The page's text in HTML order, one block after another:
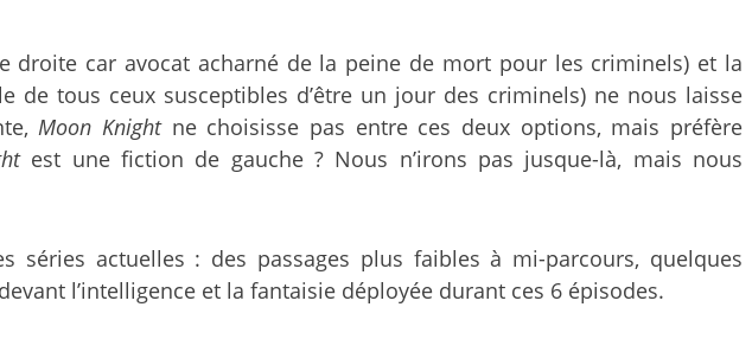
car avocat acharné de la peine de mort pour les criminels) et la
de tous ceux susceptibles d’être un jour des criminels) ne nous laisse
Moon Knightne choisisse pas entre ces deux options, mais préfère
est une fiction de gauche ? Nous n’irons pas jusque-là, mais nous
actuelles : des passages plus faibles à mi-parcours, quelques
l’intelligence et la fantaisie déployée durant ces 6 épisodes.